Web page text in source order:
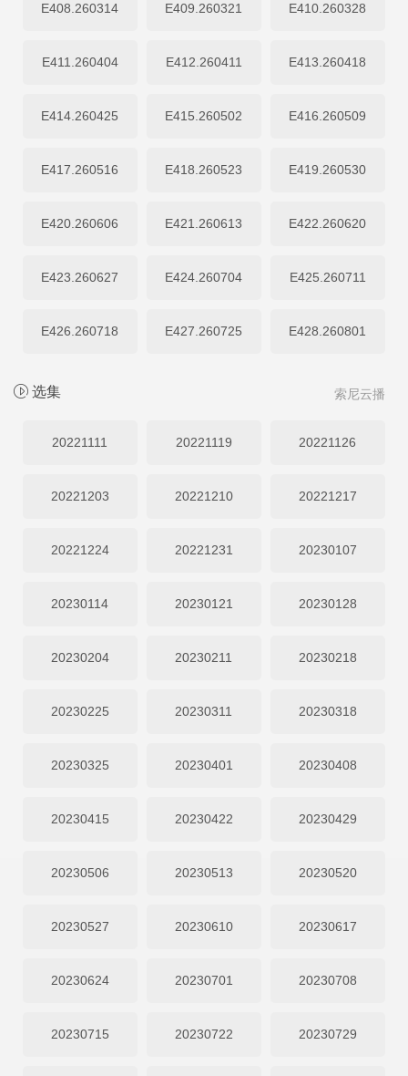
E408.260314 E409.260321 E410.260328
E411.260404 E412.260411 E413.260418
E414.260425 E415.260502 E416.260509
E417.260516 E418.260523 E419.260530
E420.260606 E421.260613 E422.260620
E423.260627 E424.260704 E425.260711
E426.260718 E427.260725 E428.260801
索尼云播
选集
20221111 20221119 20221126
20221203 20221210 20221217
20221224 20221231 20230107
20230114 20230121 20230128
20230204 20230211 20230218
20230225 20230311 20230318
20230325 20230401 20230408
20230415 20230422 20230429
20230506 20230513 20230520
20230527 20230610 20230617
20230624 20230701 20230708
20230715 20230722 20230729